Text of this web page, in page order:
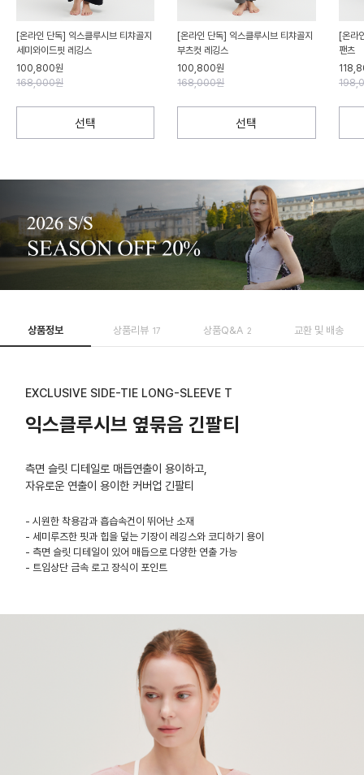
[온라인 단독] 익스클루시브 티챠골지
세미와이드핏 레깅스
100,800원
168,000원
선택
[온라인 단독] 익스클루시브 티챠골지
부츠컷 레깅스
100,800원
168,000원
선택
[온라
팬츠
상품정보 상품리뷰 17 상품Q&A 2 교환 및 배송
EXCLUSIVE SIDE-TIE LONG-SLEEVE T
익스클루시브 옆묶음 긴팔티
측면 슬릿 디테일로 매듭연출이 용이하고,
자유로운 연출이 용이한 커버업 긴팔티
- 시원한 착용감과 흡습속건이 뛰어난 소재
- 세미루즈한 핏과 힙을 덮는 기장이 레깅스와 코디하기 용이
- 측면 슬릿 디테일이 있어 매듭으로 다양한 연출 가능
- 트임상단 금속 로고 장식이 포인트